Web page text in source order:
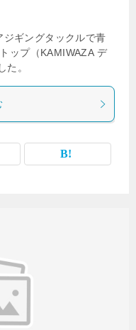
ギングタックルで青
ップ（KAMIWAZA デ
た。